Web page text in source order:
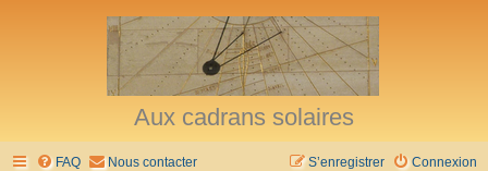
Aux cadrans solaires
FAQ Nous contacter Connexion
S’enregistrer